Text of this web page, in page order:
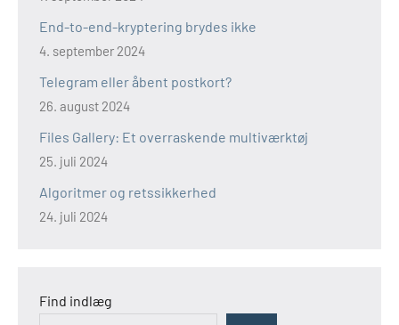
End-to-end-kryptering brydes ikke
4. september 2024
Telegram eller åbent postkort?
26. august 2024
Files Gallery: Et overraskende multiværktøj
25. juli 2024
Algoritmer og retssikkerhed
24. juli 2024
Find indlæg